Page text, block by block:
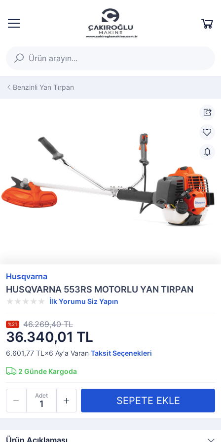
Benzinli Yan Tırpan
Husqvarna
HUSQVARNA 553RS MOTORLU YAN TIRPAN
İlk Yorumu Siz Yapın
36.340,01 TL
%21 46.269,40 TL
6.601,77 TL×6 Ay'a Varan Taksit Seçenekleri
2 Günde Kargoda
Adet
Ürün Açıklaması